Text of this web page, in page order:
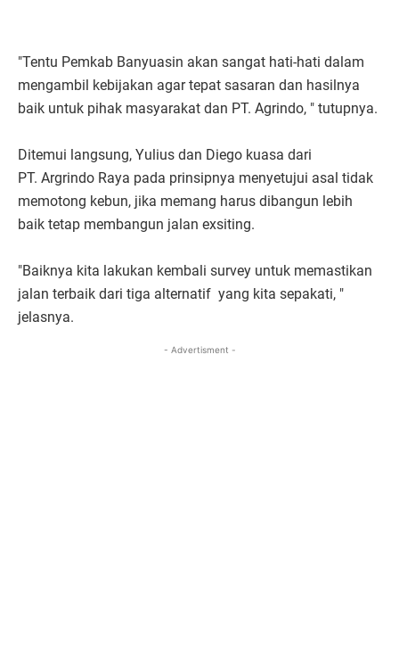
"Tentu Pemkab Banyuasin akan sangat hati-hati dalam
mengambil kebijakan agar tepat sasaran dan hasilnya
baik untuk pihak masyarakat dan PT. Agrindo, " tutupnya.
Ditemui langsung, Yulius dan Diego kuasa dari
PT. Argrindo Raya pada prinsipnya menyetujui asal tidak
memotong kebun, jika memang harus dibangun lebih
baik tetap membangun jalan exsiting.
"Baiknya kita lakukan kembali survey untuk memastikan
jalan terbaik dari tiga alternatif yang kita sepakati, "
jelasnya.
- Advertisment -